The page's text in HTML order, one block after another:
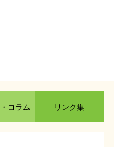
コラム リンク集